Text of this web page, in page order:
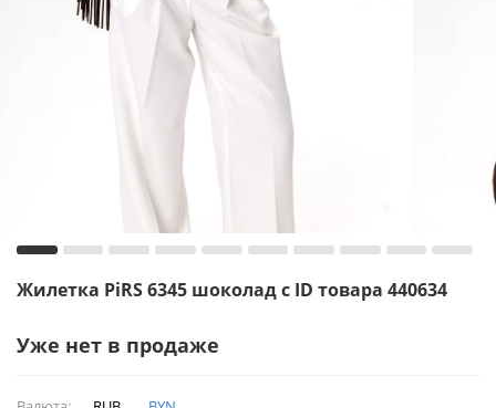
Жилетка PiRS 6345 шоколад с ID товара 440634
Уже нет в продаже